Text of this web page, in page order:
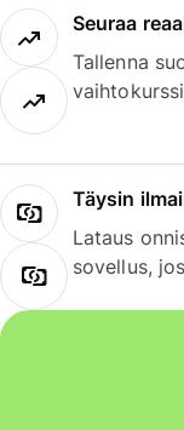
Seuraa
Tallenna
Täysin
Lataus
sovellus,